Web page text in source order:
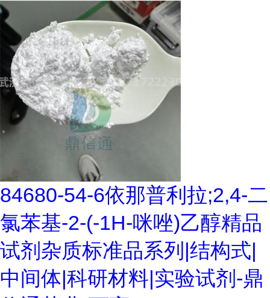
84680-54-6依那普利拉;2,4-二
氯苯基-2-(-1H-咪唑)乙醇精品
试剂杂质标准品系列|结构式|
中间体|科研材料|实验试剂-鼎